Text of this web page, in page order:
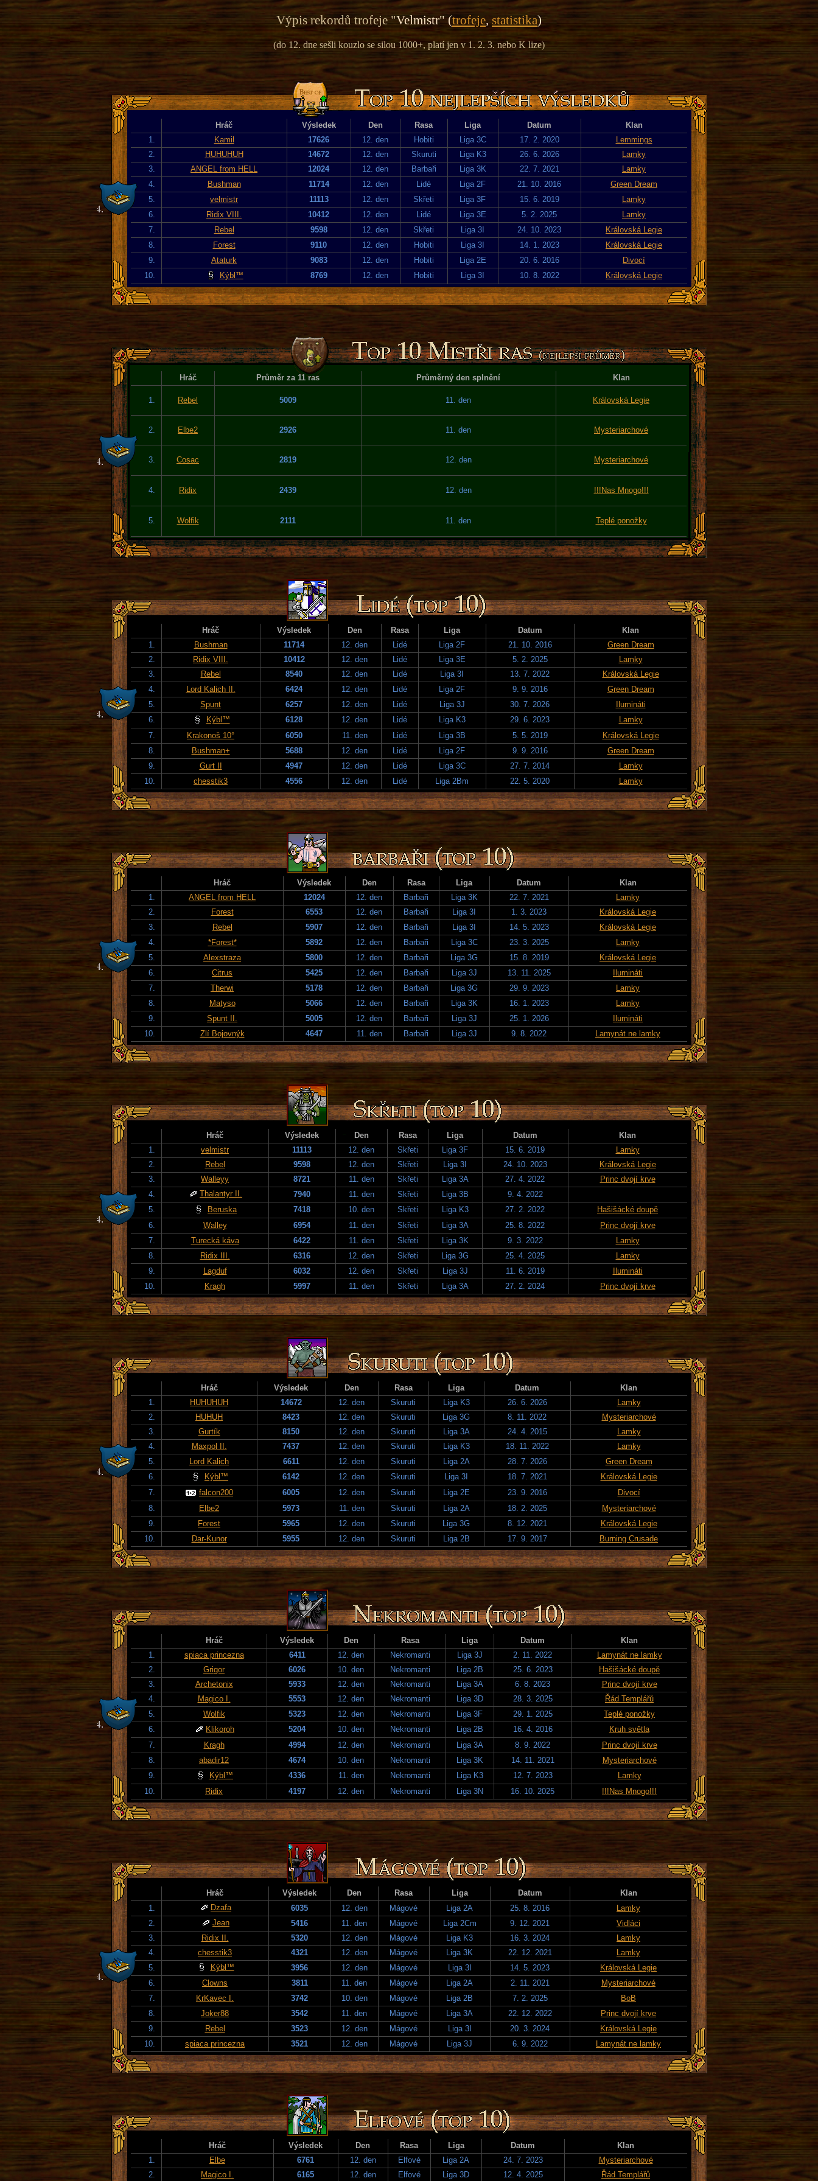
Výpis rekordů trofeje "Velmistr" (trofeje, statistika)
(do 12. dne sešli kouzlo se silou 1000+, platí jen v 1. 2. 3. nebo K lize)
Hráč Výsledek Den Rasa Liga Datum
Klan
1.
Kamil 17626 12. den Hobiti Liga 3C 17. 2. 2020
Lemmings
2.
HUHUHUH 14672 12. den Skuruti Liga K3 26. 6. 2026
Lamky
3.
ANGEL from HELL 12024 12. den Barbaři Liga 3K 22. 7. 2021
Lamky
4.
Bushman 11714 12. den Lidé Liga 2F 21. 10. 2016
Green Dream
5.
velmistr 11113 12. den Skřeti Liga 3F 15. 6. 2019
Lamky
6.
Ridix VIII. 10412 12. den Lidé Liga 3E 5. 2. 2025
Lamky
7.
Rebel 9598 12. den Skřeti Liga 3I 24. 10. 2023
Královská Legie
8.
Forest 9110 12. den Hobiti Liga 3I 14. 1. 2023
Královská Legie
9.
Ataturk 9083 12. den Hobiti Liga 2E 20. 6. 2016
Divocí
10.
Kýbl™ 8769 12. den Hobiti Liga 3I 10. 8. 2022 Královská Legie
Hráč Průměr za 11 ras Průměrný den splnění Klan
1. Rebel 5009 11. den Královská Legie
2. Elbe2 2926 11. den Mysteriarchové
3. Cosac 2819 12. den Mysteriarchové
4. Ridix 2439 12. den !!!Nas Mnogo!!!
5. Wolfik 2111 11. den Teplé ponožky
Hráč Výsledek Den Rasa Liga Datum
Klan
1.
Bushman 11714 12. den Lidé Liga 2F 21. 10. 2016
Green Dream
2.
Ridix VIII. 10412 12. den Lidé Liga 3E 5. 2. 2025
Lamky
3.
Rebel 8540 12. den Lidé Liga 3I 13. 7. 2022
Královská Legie
4.
Lord Kalich II. 6424 12. den Lidé Liga 2F 9. 9. 2016
Green Dream
5.
Spunt 6257 12. den Lidé Liga 3J 30. 7. 2026
Ilumináti
6.
Kýbl™ 6128 12. den Lidé Liga K3 29. 6. 2023
Lamky
7.
Krakonoš 10° 6050 11. den Lidé Liga 3B 5. 5. 2019
Královská Legie
8.
Bushman+ 5688 12. den Lidé Liga 2F 9. 9. 2016
Green Dream
9.
Gurt II 4947 12. den Lidé Liga 3C 27. 7. 2014
Lamky
10.
chesstik3 4556 12. den Lidé Liga 2Bm 22. 5. 2020 Lamky
Hráč Výsledek Den Rasa Liga Datum
Klan
1.
ANGEL from HELL 12024 12. den Barbaři Liga 3K 22. 7. 2021
Lamky
2.
Forest 6553 12. den Barbaři Liga 3I 1. 3. 2023
Královská Legie
3.
Rebel 5907 12. den Barbaři Liga 3I 14. 5. 2023
Královská Legie
4.
*Forest* 5892 12. den Barbaři Liga 3C 23. 3. 2025
Lamky
5.
Alexstraza 5800 12. den Barbaři Liga 3G 15. 8. 2019
Královská Legie
6.
Citrus 5425 12. den Barbaři Liga 3J 13. 11. 2025
Ilumináti
7.
Therwi 5178 12. den Barbaři Liga 3G 29. 9. 2023
Lamky
8.
Matyso 5066 12. den Barbaři Liga 3K 16. 1. 2023
Lamky
9.
Spunt II. 5005 12. den Barbaři Liga 3J 25. 1. 2026
Ilumináti
10.
Zlí Bojovnýk 4647 11. den Barbaři Liga 3J 9. 8. 2022 Lamynát ne lamky
Hráč Výsledek Den Rasa Liga Datum
Klan
1.
velmistr 11113 12. den Skřeti Liga 3F 15. 6. 2019
Lamky
2.
Rebel 9598 12. den Skřeti Liga 3I 24. 10. 2023
Královská Legie
3.
Walleyy 8721 11. den Skřeti Liga 3A 27. 4. 2022
Princ dvojí krve
4.
Thalantyr II. 7940 11. den Skřeti Liga 3B
9. 4. 2022
5.
Beruska 7418 10. den Skřeti Liga K3 27. 2. 2022
Hašišácké doupě
6.
Walley 6954 11. den Skřeti Liga 3A 25. 8. 2022
Princ dvojí krve
7.
Turecká káva 6422 11. den Skřeti Liga 3K 9. 3. 2022
Lamky
8.
Ridix III. 6316 12. den Skřeti Liga 3G 25. 4. 2025
Lamky
9.
Lagduf 6032 12. den Skřeti Liga 3J 11. 6. 2019
Ilumináti
10.
Kragh 5997 11. den Skřeti Liga 3A 27. 2. 2024 Princ dvojí krve
Hráč Výsledek Den Rasa Liga Datum
Klan
1.
HUHUHUH 14672 12. den Skuruti Liga K3 26. 6. 2026
Lamky
2.
HUHUH 8423 12. den Skuruti Liga 3G 8. 11. 2022
Mysteriarchové
3.
Gurtík 8150 12. den Skuruti Liga 3A 24. 4. 2015
Lamky
4.
Maxpol II. 7437 12. den Skuruti Liga K3 18. 11. 2022
Lamky
5.
Lord Kalich 6611 12. den Skuruti Liga 2A 28. 7. 2026
Green Dream
6.
Kýbl™ 6142 12. den Skuruti Liga 3I 18. 7. 2021
Královská Legie
7.
falcon200 6005 12. den Skuruti Liga 2E 23. 9. 2016
Divocí
8.
Elbe2 5973 11. den Skuruti Liga 2A 18. 2. 2025
Mysteriarchové
9.
Forest 5965 12. den Skuruti Liga 3G 8. 12. 2021
Královská Legie
10.
Dar-Kunor 5955 12. den Skuruti Liga 2B 17. 9. 2017 Burning Crusade
Hráč Výsledek Den Rasa Liga Datum
Klan
1.
spiaca princezna 6411 12. den Nekromanti Liga 3J 2. 11. 2022
Lamynát ne lamky
2.
Grigor 6026 10. den Nekromanti Liga 2B 25. 6. 2023
Hašišácké doupě
3.
Archetonix 5933 12. den Nekromanti Liga 3A 6. 8. 2023
Princ dvojí krve
4.
Magico I. 5553 12. den Nekromanti Liga 3D 28. 3. 2025
Řád Templářů
5.
Wolfik 5323 12. den Nekromanti Liga 3F 29. 1. 2025
Teplé ponožky
6.
Klikoroh 5204 10. den Nekromanti Liga 2B 16. 4. 2016
Kruh světla
7.
Kragh 4994 12. den Nekromanti Liga 3A 8. 9. 2022
Princ dvojí krve
8.
abadir12 4674 10. den Nekromanti Liga 3K 14. 11. 2021
Mysteriarchové
9.
Kýbl™ 4336 11. den Nekromanti Liga K3 12. 7. 2023
Lamky
10.
Ridix 4197 12. den Nekromanti Liga 3N 16. 10. 2025 !!!Nas Mnogo!!!
Hráč Výsledek Den Rasa Liga Datum
Klan
1.
Dzafa 6035 12. den Mágové Liga 2A 25. 8. 2016
Lamky
2.
Jean 5416 11. den Mágové Liga 2Cm 9. 12. 2021
Vidláci
3.
Ridix II. 5320 12. den Mágové Liga K3 16. 3. 2024
Lamky
4.
chesstik3 4321 12. den Mágové Liga 3K 22. 12. 2021
Lamky
5.
Kýbl™ 3956 12. den Mágové Liga 3I 14. 5. 2023
Královská Legie
6.
Clowns 3811 11. den Mágové Liga 2A 2. 11. 2021
Mysteriarchové
7.
KrKavec I. 3742 10. den Mágové Liga 2B 7. 2. 2025
BoB
8.
Joker88 3542 11. den Mágové Liga 3A 22. 12. 2022
Princ dvojí krve
9.
Rebel 3523 12. den Mágové Liga 3I 20. 3. 2024
Královská Legie
10.
spiaca princezna 3521 12. den Mágové Liga 3J 6. 9. 2022 Lamynát ne lamky
Hráč Výsledek Den Rasa Liga Datum
Klan
1.
Elbe 6761 12. den Elfové Liga 2A 24. 7. 2023
Mysteriarchové
2.
Magico I. 6165 12. den Elfové Liga 3D 12. 4. 2025 Řád Templářů